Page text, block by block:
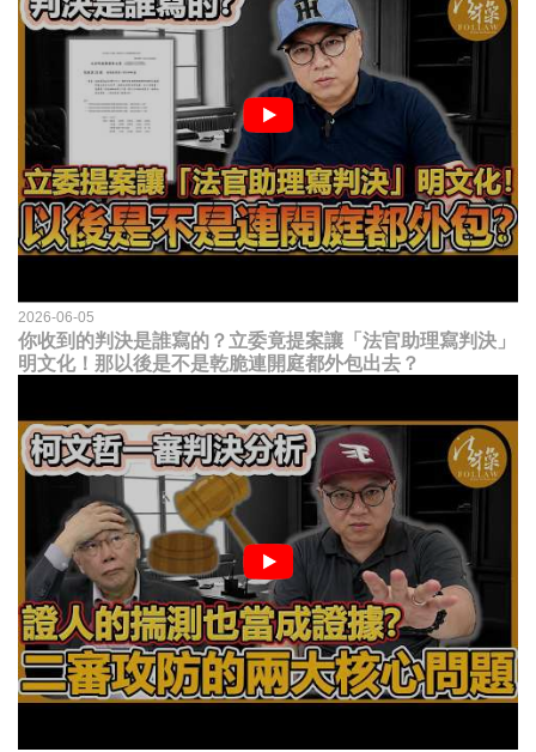
2026-06-05
你收到的判決是誰寫的？立委竟提案讓「法官助理寫判決」
明文化！那以後是不是乾脆連開庭都外包出去？